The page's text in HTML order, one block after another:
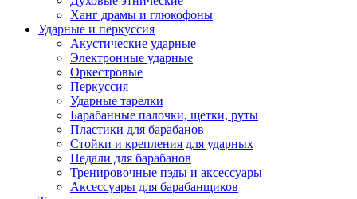
Ханг драмы и глюкофоны
Ударные и перкуссия
Акустические ударные
Электронные ударные
Оркестровые
Перкуссия
Ударные тарелки
Барабанные палочки, щетки, руты
Пластики для барабанов
Стойки и крепления для ударных
Педали для барабанов
Тренировочные пэды и аксессуары
Аксессуары для барабанщиков